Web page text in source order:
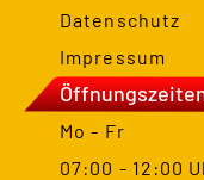
Datenschutz
Impressum
Mo - Fr
07:00 - 12:00